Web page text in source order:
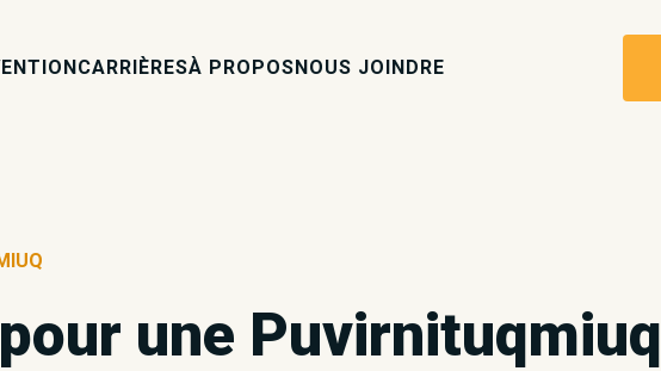
CARRIÈRESÀ PROPOSNOUS JOINDRE
une Puvirnituqmiuq